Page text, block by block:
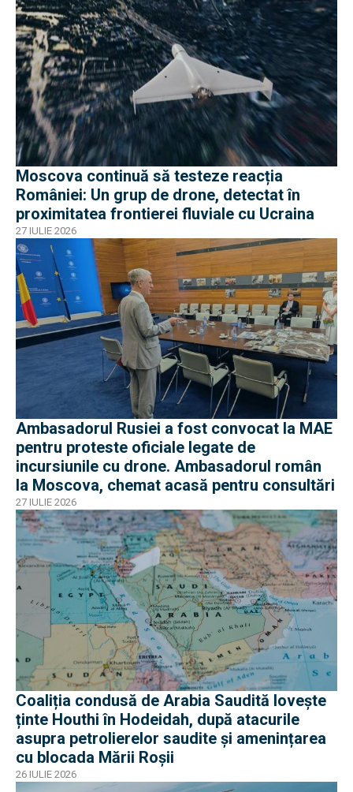
Moscova continuă să testeze reacția
României: Un grup de drone, detectat în
proximitatea frontierei fluviale cu Ucraina
27 IULIE 2026
Ambasadorul Rusiei a fost convocat la MAE
pentru proteste oficiale legate de
incursiunile cu drone. Ambasadorul român
la Moscova, chemat acasă pentru consultări
27 IULIE 2026
Coaliția condusă de Arabia Saudită lovește
ținte Houthi în Hodeidah, după atacurile
asupra petrolierelor saudite și amenințarea
cu blocada Mării Roșii
26 IULIE 2026